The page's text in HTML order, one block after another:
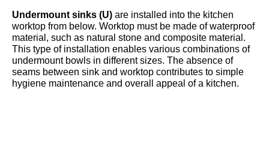
Undermount sinks (U) are installed into the kitchen
worktop from below. Worktop must be made of waterproof
material, such as natural stone and composite material.
This type of installation enables various combinations of
undermount bowls in different sizes. The absence of
seams between sink and worktop contributes to simple
hygiene maintenance and overall appeal of a kitchen.